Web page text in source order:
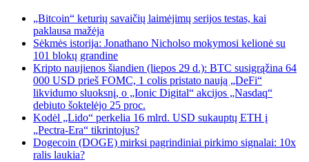
„Bitcoin“ keturių savaičių laimėjimų serijos testas, kai
paklausa mažėja
Sėkmės istorija: Jonathano Nicholso mokymosi kelionė su
101 blokų grandine
Kripto naujienos šiandien (liepos 29 d.): BTC susigrąžina 64
000 USD prieš FOMC, 1 colis pristato naują „DeFi“
likvidumo sluoksnį, o „Ionic Digital“ akcijos „Nasdaq“
debiuto šoktelėjo 25 proc.
Kodėl „Lido“ perkelia 16 mlrd. USD sukauptų ETH į
„Pectra-Era“ tikrintojus?
Dogecoin (DOGE) mirksi pagrindiniai pirkimo signalai: 10x
ralis laukia?